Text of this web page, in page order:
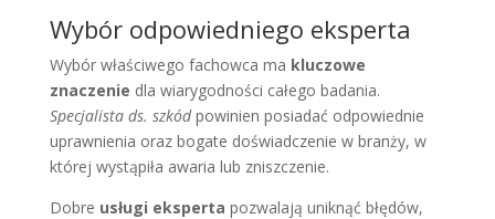
Wybór odpowiedniego eksperta
Wybór właściwego fachowca ma kluczowe
znaczenie dla wiarygodności całego badania.
Specjalista ds. szkódpowinien posiadać odpowiednie
uprawnienia oraz bogate doświadczenie w branży, w
której wystąpiła awaria lub zniszczenie.
Dobre usługi eksperta pozwalają uniknąć błędów,